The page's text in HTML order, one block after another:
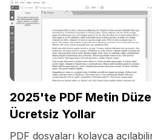
2025'te PDF Metin
Ücretsiz Yollar
PDF dosyaları kolayca